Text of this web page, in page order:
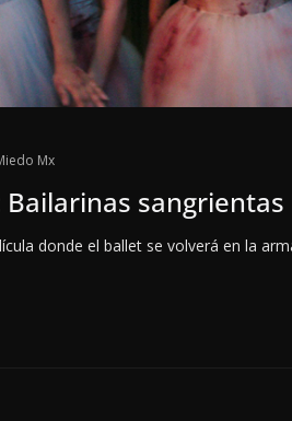
Mx
donde el ballet se volverá en la